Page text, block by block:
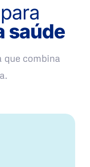
saúde
que combina